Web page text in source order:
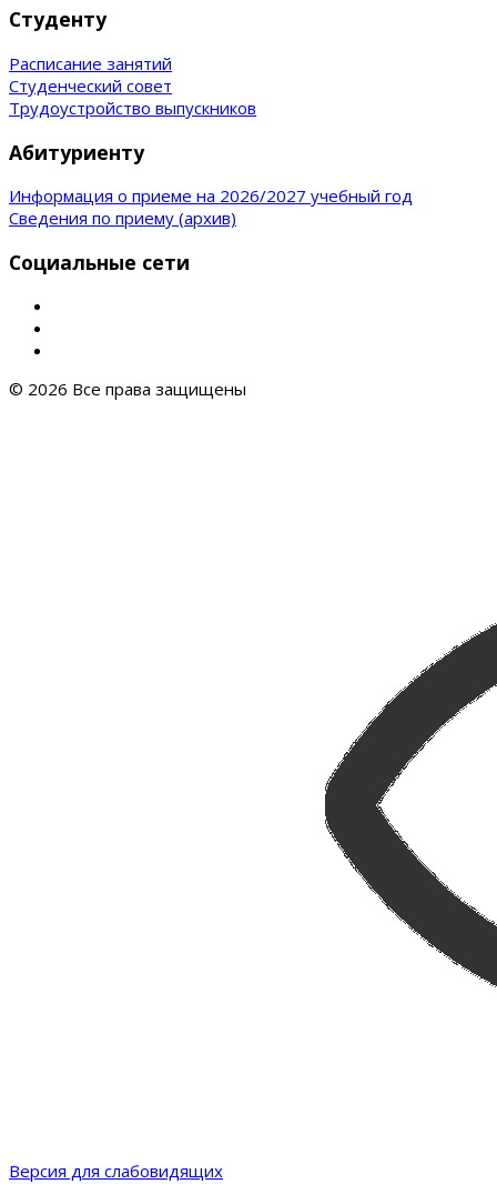
Студенту
Расписание занятий
Студенческий совет
Трудоустройство выпускников
Абитуриенту
Информация о приеме на 2026/2027 учебный год
Сведения по приему (архив)
Социальные сети
© 2026 Все права защищены
Версия для слабовидящих